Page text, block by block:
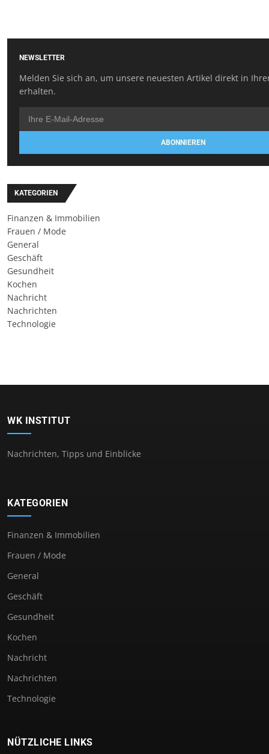
NEWSLETTER
Melden Sie sich an, um unsere neuesten Artikel direkt in
erhalten.
ABONNIEREN
KATEGORIEN
Finanzen & Immobilien
Frauen / Mode
General
Geschäft
Gesundheit
Kochen
Nachricht
Nachrichten
Technologie
WK INSTITUT
Nachrichten, Tipps und Einblicke
KATEGORIEN
Finanzen & Immobilien
Frauen / Mode
General
Geschäft
Gesundheit
Kochen
Nachricht
Nachrichten
Technologie
NÜTZLICHE LINKS